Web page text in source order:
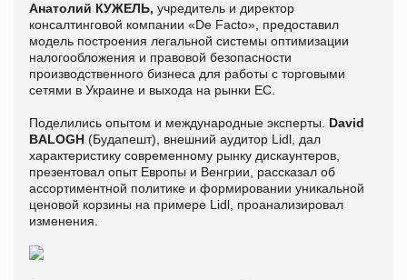
Анатолий КУЖЕЛЬ, учредитель и директор
консалтинговой компании «De Facto», предоставил
модель построения легальной системы оптимизации
налогообложения и правовой безопасности
производственного бизнеса для работы с торговыми
сетями в Украине и выхода на рынки ЕС.
Поделились опытом и международные эксперты. David
BALOGH (Будапешт), внешний аудитор Lidl, дал
характеристику современному рынку дискаунтеров,
презентовал опыт Европы и Венгрии, рассказал об
ассортиментной политике и формировании уникальной
ценовой корзины на примере Lidl, проанализировал
изменения.